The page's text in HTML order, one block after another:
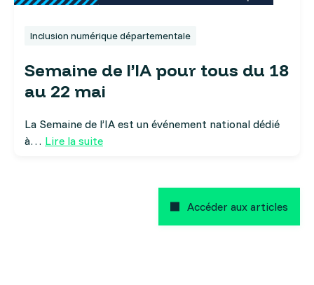
Inclusion numérique départementale
Semaine de l’IA pour tous du 18
au 22 mai
La Semaine de l’IA est un événement national dédié
à… Lire la suite
Accéder aux articles